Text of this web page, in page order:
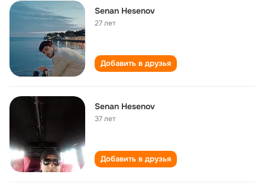
Senan Hesenov
27 лет
Добавить в друзья
Senan Hesenov
37 лет
Добавить в друзья